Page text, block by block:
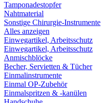
Tamponadestopfer
Nahtmaterial
Sonstige Chirurgie-Instrumente
Alles anzeigen
Einwegartikel, Arbeitsschutz
Einwegartikel, Arbeitsschutz
Anmischblöcke
Becher, Servietten & Tücher
Einmalinstrumente
Einmal OP-Zubehör
Einmalspritzen & -kanülen